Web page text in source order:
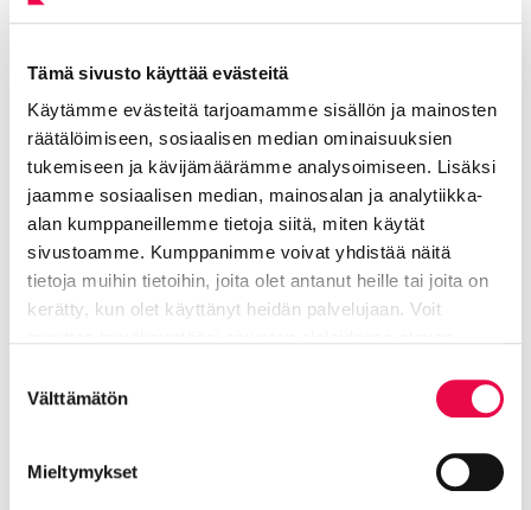
Tämä sivusto käyttää evästeitä
Käytämme evästeitä tarjoamamme sisällön ja mainosten
räätälöimiseen, sosiaalisen median ominaisuuksien
tukemiseen ja kävijämäärämme analysoimiseen. Lisäksi
jaamme sosiaalisen median, mainosalan ja analytiikka-
alan kumppaneillemme tietoja siitä, miten käytät
sivustoamme. Kumppanimme voivat yhdistää näitä
tietoja muihin tietoihin, joita olet antanut heille tai joita on
kerätty, kun olet käyttänyt heidän palvelujaan. Voit
valinta
Välttämätön
Mieltymykset
vastuualue Kaupunkiympäristön
suunnittelun palvelualue
Jaa: Jaa Facebookissa
Jaa LinkedInissä
Jaa X:ssäJaa WhasAppissa
Kategorioiden arkisto: Tiedotteet